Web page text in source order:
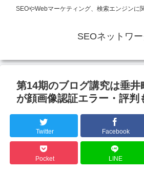
SEOやWebマーケティング、検索エンジンに
SEOネットワー
第14期のブログ講究は垂井
が顔画像認証エラー・評判
Twitter Facebook
Pocket LINE